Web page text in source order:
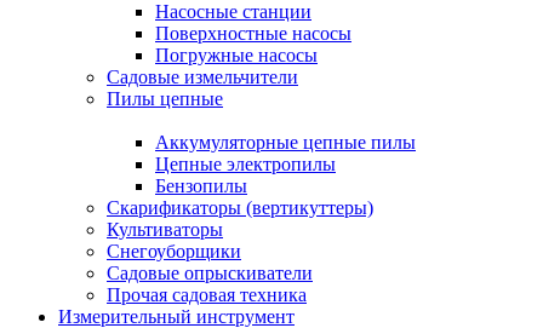
Насосные станции
Поверхностные насосы
Погружные насосы
Садовые измельчители
Пилы цепные
Аккумуляторные цепные пилы
Цепные электропилы
Бензопилы
Скарификаторы (вертикуттеры)
Культиваторы
Снегоуборщики
Садовые опрыскиватели
Прочая садовая техника
Измерительный инструмент